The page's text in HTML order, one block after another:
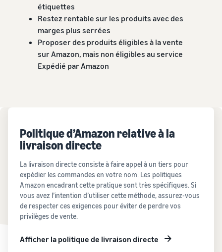
étiquettes
Restez rentable sur les produits avec des
marges plus serrées
Proposer des produits éligibles à la vente
sur Amazon, mais non éligibles au service
Expédié par Amazon
Politique d’Amazon relative à la
livraison directe
La livraison directe consiste à faire appel à un tiers pour
expédier les commandes en votre nom. Les politiques
Amazon encadrant cette pratique sont très spécifiques. Si
vous avez l’intention d’utiliser cette méthode, assurez-vous
de respecter ces exigences pour éviter de perdre vos
privilèges de vente.
Afficher la politique de livraison directe